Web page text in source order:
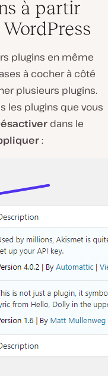
à partir
plugins en même
à cocher à côté
plusieurs plugins.
les plugins que vous
dans le
: